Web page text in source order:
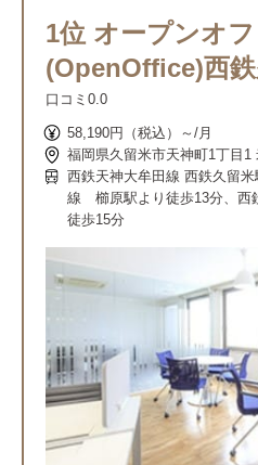
1位 オープンオ
(OpenOffice)西
口コミ 0.0
58,190円（税込）～/月
福岡県久留米市天神町1丁目1
西鉄天神大牟田線 西鉄久留
線 櫛原駅より徒歩13分、西
徒歩15分